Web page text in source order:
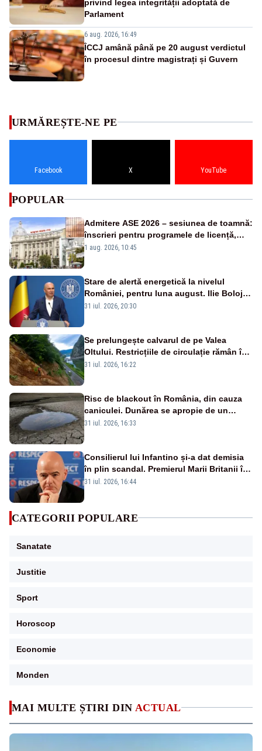
privind legea integrității adoptată de
Parlament
6 aug. 2026, 16:49
ÎCCJ amână până pe 20 august verdictul
în procesul dintre magistrați și Guvern
MAI MULTE ȘTIRI DIN ACTUAL
URMĂREȘTE-NE PE
Facebook X YouTube
POPULAR
Admitere ASE 2026 – sesiunea de toamnă:
înscrieri pentru programele de licență,
masterat și doctorat
1 aug. 2026, 10:45
Stare de alertă energetică la nivelul
României, pentru luna august. Ilie Bolojan
a anunțat importuri și posibile restricții –
31 iul. 2026, 20:30
Se prelungește calvarul de pe Valea
Oltului. Restricțiile de circulație rămân în
vigoare
31 iul. 2026, 16:22
Risc de blackout în România, din cauza
caniculei. Dunărea se apropie de un
minim istoric
31 iul. 2026, 16:33
Consilierul lui Infantino și-a dat demisia
în plin scandal. Premierul Marii Britanii îl
atacă pe Gianni Infantino: „Este omul
31 iul. 2026, 16:44
CATEGORII POPULARE
Sanatate
Justitie
Sport
Horoscop
Economie
Monden